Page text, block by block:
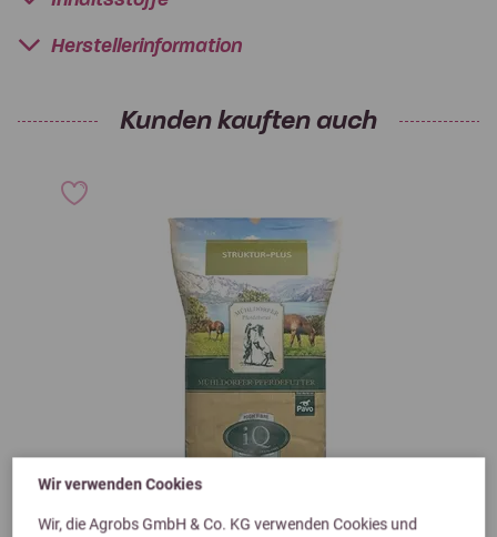
Wir verwenden Cookies
Wir, die Agrobs GmbH & Co. KG verwenden Cookies und
Herstellerinformation
Kunden kauften auch